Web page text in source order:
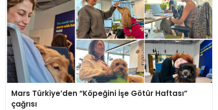
Mars Türkiye’den “Köpeğini İşe Götür Haftası”
çağrısı